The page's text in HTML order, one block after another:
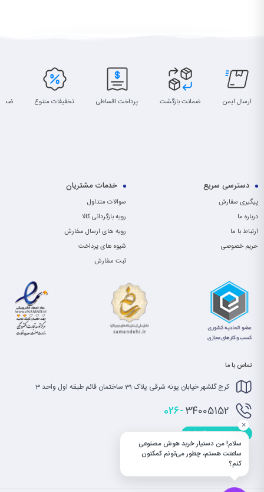
ارسال ایمن ضمانت بازگشت پرداخت اقساطی تخفیفات متنوع
دسترسی سریع
پیگیری سفارش
درباره ما
ارتباط با ما
حریم خصوصی
خدمات مشتریان
سوالات متداول
رویه بازگردانی کالا
رویه های ارسال سفارش
شیوه های پرداخت
ثبت سفارش
تماس با ما
کرج گلشهر خیابان پونه شرقی پلاک 31 ساختمان قائم طبقه اول واحد 3
026-34005152
info@saatet.com
سلام! من دستیار خرید هوش مصنوعی
ساعتت هستم، چطور می‌تونم کمکتون
کنم؟
×